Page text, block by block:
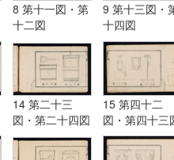
8 第十一図・第
十二図
9 第十三図・
十四図
14 第二十三
図・第二十四図
15 第四十二
図・第四十三